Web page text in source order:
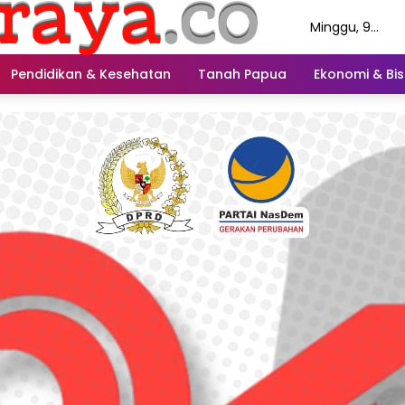
Minggu, 9
Pendidikan & Kesehatan
Tanah Papua Ekonomi &